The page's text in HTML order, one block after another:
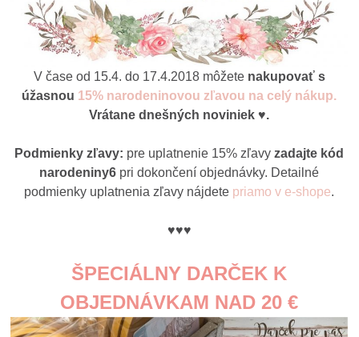
V čase od 15.4. do 17.4.2018 môžete nakupovať s
úžasnou 15% narodeninovou zľavou na celý nákup.
Vrátane dnešných noviniek ♥.
Podmienky zľavy: pre uplatnenie 15% zľavyzadajte kód
narodeniny6 pri dokončení objednávky. Detailné
podmienky uplatnenia zľavy nájdete priamo v e-shope.
♥♥♥
ŠPECIÁLNY DARČEK K
OBJEDNÁVKAM NAD 20 €